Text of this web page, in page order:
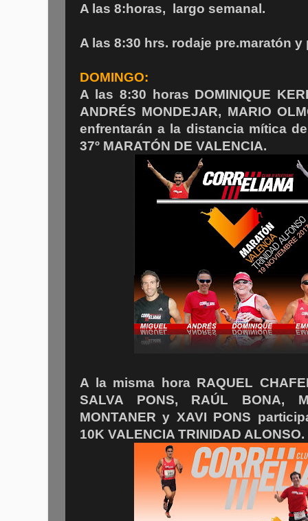
A las 8:horas, largo semanal.
A las 8:30 hrs. rodaje pre.maratón y
DOMINGO:
A las 8:30 horas DOMINIQUE
ANDRÉS MONDEJAR, MARIO
enfrentarán a la distancia mítica
37º MARATÓN DE VALENCIA.
A la misma hora RAQUEL
SALVA PONS, RAÚL BONA,
MONTANER y XAVI PONS
10K VALENCIA TRINIDAD ALONSO.